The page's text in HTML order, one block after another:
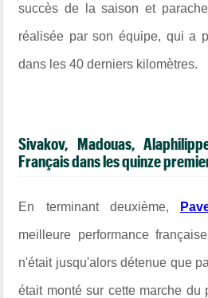
succès de la saison et
réalisée par son équipe, qui a
dans les 40 derniers kilomètres.
Sivakov, Madouas,
Français dans les quinze
En terminant deuxième,
meilleure performance
n'était jusqu'alors détenue que
était monté sur cette marche du